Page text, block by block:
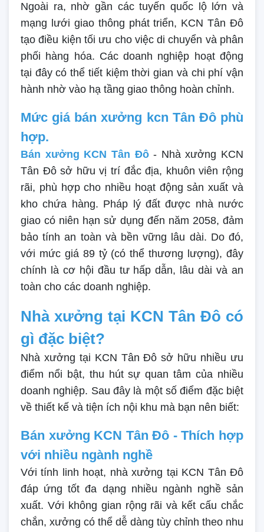
Ngoài ra, nhờ gần các tuyến quốc lộ lớn và
mạng lưới giao thông phát triển, KCN Tân Đô
tạo điều kiện tối ưu cho việc di chuyển và phân
phối hàng hóa. Các doanh nghiệp hoạt động
tại đây có thể tiết kiệm thời gian và chi phí vận
hành nhờ vào hạ tầng giao thông hoàn chỉnh.
Mức giá bán xưởng kcn Tân Đô phù
hợp.
Bán xưởng KCN Tân Đô- Nhà xưởng KCN
Tân Đô sở hữu vị trí đắc địa, khuôn viên rộng
rãi, phù hợp cho nhiều hoạt động sản xuất và
kho chứa hàng. Pháp lý đất được nhà nước
giao có niên hạn sử dụng đến năm 2058, đảm
bảo tính an toàn và bền vững lâu dài. Do đó,
với mức giá 89 tỷ (có thể thương lượng), đây
chính là cơ hội đầu tư hấp dẫn, lâu dài và an
toàn cho các doanh nghiệp.
Nhà xưởng tại KCN Tân Đô có
gì đặc biệt?
Nhà xưởng tại KCN Tân Đô sở hữu nhiều ưu
điểm nổi bật, thu hút sự quan tâm của nhiều
doanh nghiệp. Sau đây là một số điểm đặc biệt
về thiết kế và tiện ích nội khu mà bạn nên biết:
Bán xưởng KCN Tân Đô - Thích hợp
với nhiều ngành nghề
Với tính linh hoạt, nhà xưởng tại KCN Tân Đô
đáp ứng tốt đa dạng nhiều ngành nghề sản
xuất. Với không gian rộng rãi và kết cấu chắc
chắn, xưởng có thể dễ dàng tùy chỉnh theo nhu